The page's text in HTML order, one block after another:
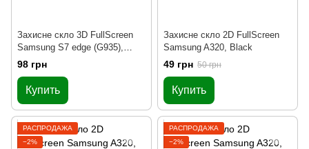
Захисне скло 3D FullScreen
Samsung S7 edge (G935),
Black
98 грн
Купить
Захисне скло 2D FullScreen
Samsung A320, Black
49 грн 50 грн
Купить
РАСПРОДАЖА
−2%
РАСПРОДАЖА
−2%